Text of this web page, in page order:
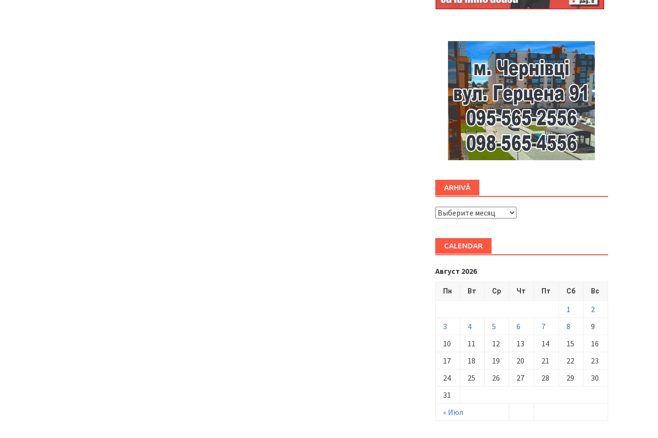
ARHIVĂ
ARHIVĂ
CALENDAR
Август 2026
Пн Вт Ср Чт Пт Сб Вс
« Июл
1
2
3
4 5 6 7 8
9
10
11 12 13 14 15
16
17
18 19 20 21 22
23
24
25 26 27 28 29
30
31